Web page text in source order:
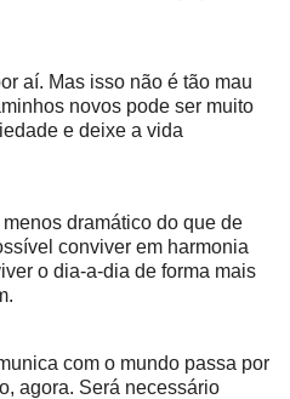
aí. Mas isso não é tão mau
novos pode ser muito
e deixe a vida
dramático do que de
conviver em harmonia
o dia-a-dia de forma mais
com o mundo passa por
agora. Será necessário